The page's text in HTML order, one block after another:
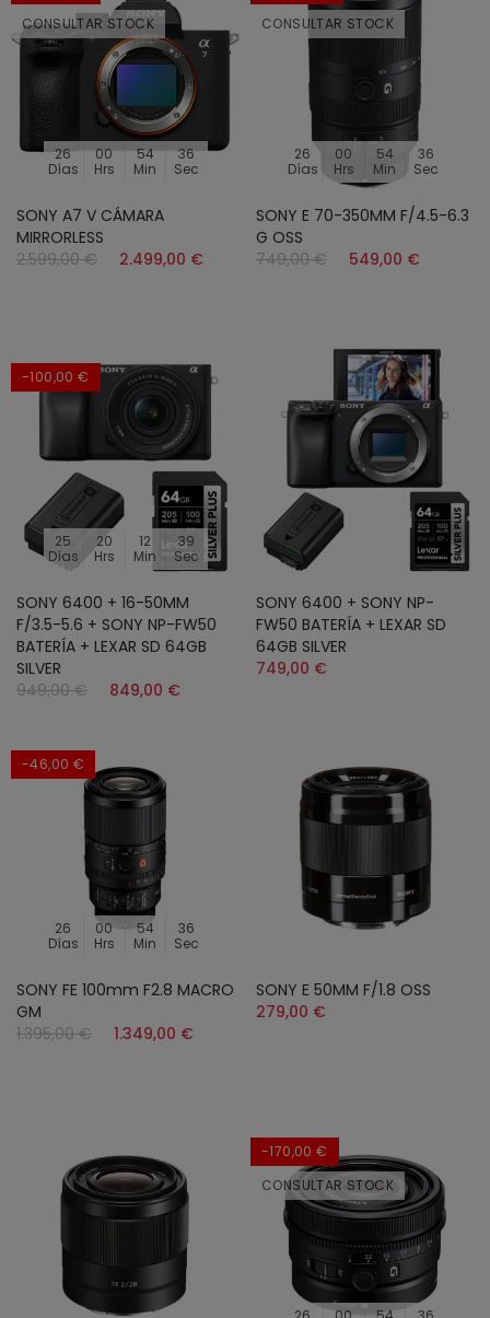
CONSULTAR STOCK
26
Días
00
Hrs
54
Min
34
Sec
SONY A7 V CÁMARA
MIRRORLESS
2.599,00 €
2.499,00 €
CONSULTAR STOCK
26
Días
00
Hrs
54
Min
34
Sec
SONY E 70-350MM F/4.5-6.3
G OSS
749,00 €
549,00 €
-100,00 €
25
Días
20
Hrs
12
Min
37
Sec
SONY 6400 + 16-50MM
F/3.5-5.6 + SONY NP-FW50
BATERÍA + LEXAR SD 64GB
SILVER
949,00 €
849,00 €
SONY 6400 + SONY NP-
FW50 BATERÍA + LEXAR SD
64GB SILVER
749,00 €
-46,00 €
26
Días
00
Hrs
54
Min
34
Sec
SONY FE 100mm F2.8 MACRO
GM
1.395,00 €
1.349,00 €
SONY E 50MM F/1.8 OSS
279,00 €
-170,00 €
CONSULTAR STOCK